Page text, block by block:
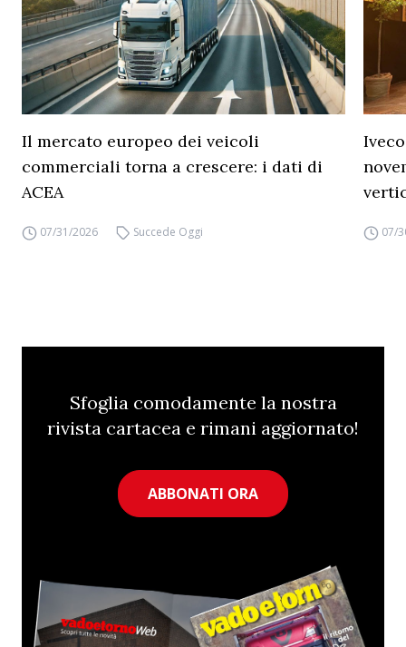
Il mercato europeo dei veicoli
commerciali torna a crescere: i dati di
ACEA
07/31/2026 Succede Oggi 07/
Sfoglia comodamente la nostra
rivista cartacea e rimani aggiornato!
ABBONATI ORA